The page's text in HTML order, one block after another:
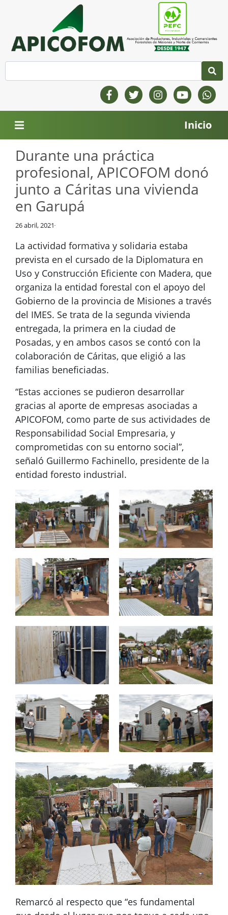
Inicio
Durante una práctica
profesional, APICOFOM donó
junto a Cáritas una vivienda
en Garupá
26 abril, 2021
La actividad formativa y solidaria estaba
prevista en el cursado de la Diplomatura en
Uso y Construcción Eficiente con Madera, que
organiza la entidad forestal con el apoyo del
Gobierno de la provincia de Misiones a través
del IMES. Se trata de la segunda vivienda
entregada, la primera en la ciudad de
Posadas, y en ambos casos se contó con la
colaboración de Cáritas, que eligió a las
familias beneficiadas.
“Estas acciones se pudieron desarrollar
gracias al aporte de empresas asociadas a
APICOFOM, como parte de sus actividades de
Responsabilidad Social Empresaria, y
comprometidas con su entorno social”,
señaló Guillermo Fachinello, presidente de la
entidad foresto industrial.
Remarcó al respecto que “es fundamental